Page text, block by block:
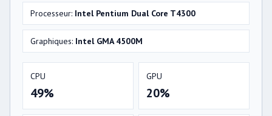
Processeur: Intel Pentium Dual Core T4300
Graphiques: Intel GMA 4500M
CPU
49%
GPU
20%